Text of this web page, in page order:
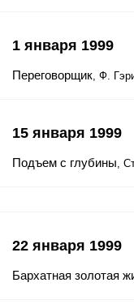
1 января 1999
Переговорщик, Ф.
15 января 1999
Подъем с глубины,
22 января 1999
Бархатная золотая